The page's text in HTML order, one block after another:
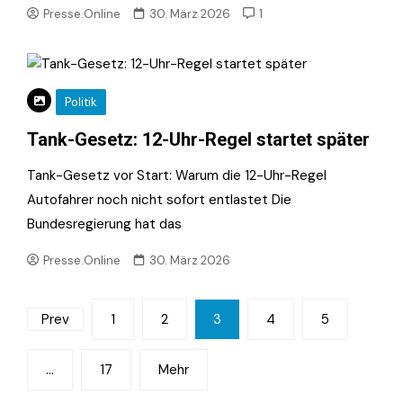
Presse.Online 30. März 2026 1
Politik
Tank-Gesetz: 12-Uhr-Regel startet später
Tank-Gesetz vor Start: Warum die 12-Uhr-Regel
Autofahrer noch nicht sofort entlastet Die
Bundesregierung hat das
Presse.Online 30. März 2026
Seitennummerierung
Beiträge
Prev 1 2 3 4 5
… 17 Mehr